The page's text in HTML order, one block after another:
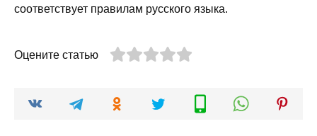
соответствует правилам русского языка.
Оцените статью